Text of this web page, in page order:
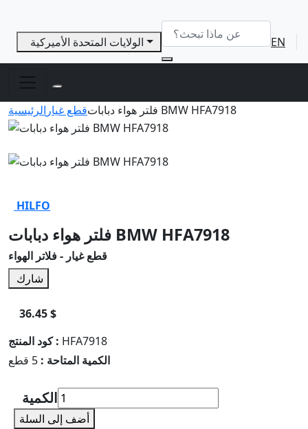
EN
الرئيسية قطع غيار فلتر هواء دبابات BMW HFA7918
HILFO
فلتر هواء دبابات BMW HFA7918
قطع غيار - فلاتر الهواء
شارك
36.45 $
كود المنتج : HFA7918
الكمية المتاحة : 5 قطع
الكمية
أضف إلى السلة